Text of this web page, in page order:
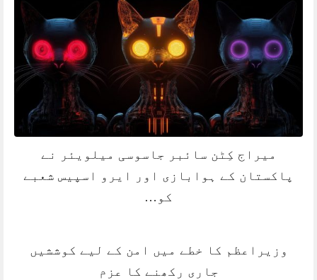
میراج کِٹن سائبر جاسوسی میلویئر نے
پاکستان کے ہوابازی اور ایرو اسپیس شعبے
کو…
وزیراعظم کا خطے میں امن کے لیے کوششیں
جاری رکھنے کا عزم